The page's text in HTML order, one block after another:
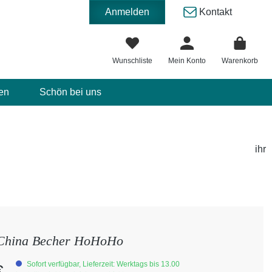
Anmelden Kontakt
Wunschliste Mein Konto Warenkorb
Schön bei uns
ihr
Becher HoHoHo
Sofort verfügbar, Lieferzeit: Werktags bis 13.00